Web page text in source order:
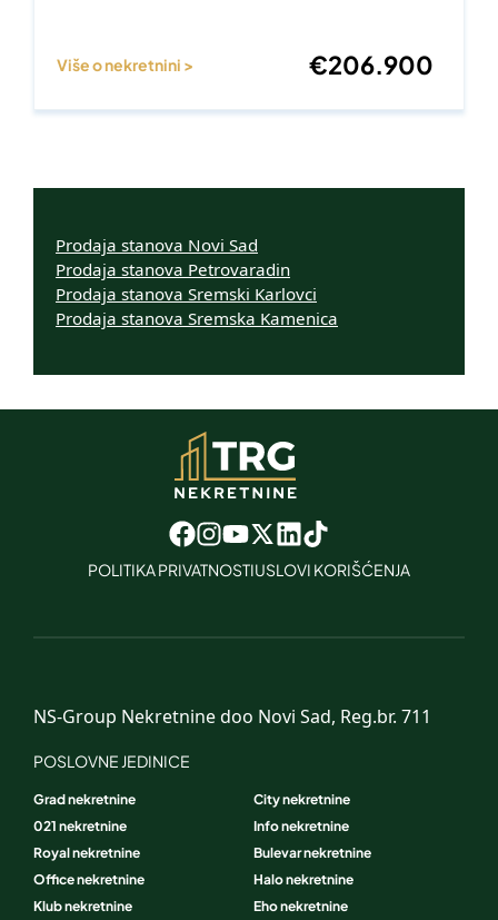
Više o nekretnini > €206.900
Prodaja stanova Novi Sad
Prodaja stanova Petrovaradin
Prodaja stanova Sremski Karlovci
Prodaja stanova Sremska Kamenica
POLITIKA PRIVATNOSTIUSLOVI KORIŠĆENJA
NS-Group Nekretnine doo Novi Sad, Reg.br. 711
POSLOVNE JEDINICE
Grad nekretnine
City nekretnine
021 nekretnine
Info nekretnine
Royal nekretnine
Bulevar nekretnine
Office nekretnine
Halo nekretnine
Klub nekretnine
Eho nekretnine